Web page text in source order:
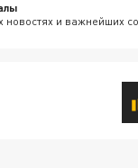
новостях и важнейших